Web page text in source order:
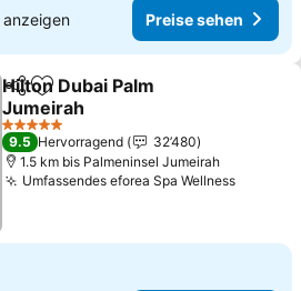
anzeigen Preise sehen
TeilenZu Favoriten hinzufügen
Hilton Dubai Palm
Jumeirah
5 Sterne
9.5 Hervorragend
32’480
1.5 km bis Palmeninsel Jumeirah
Umfassendes eforea Spa Wellness